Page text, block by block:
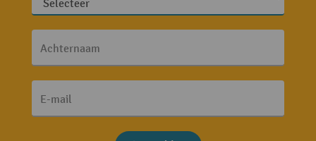
Achternaam
E-mail